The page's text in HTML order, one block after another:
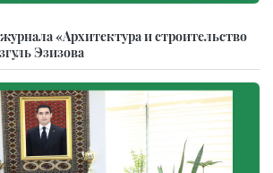
«Архитектура и строительство
Эзизова